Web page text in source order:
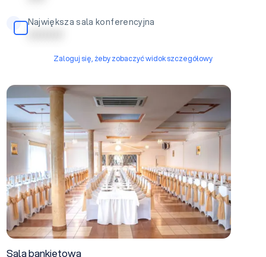
Największa sala konferencyjna
| | | | | | | | | |
Zaloguj się, żeby zobaczyć widok szczegółowy
Sala bankietowa
Sala bankietowa